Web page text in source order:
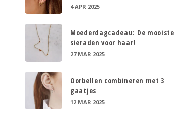
4 APR 2025
Moederdagcadeau: De mooiste
sieraden voor haar!
27 MAR 2025
Oorbellen combineren met 3
gaatjes
12 MAR 2025